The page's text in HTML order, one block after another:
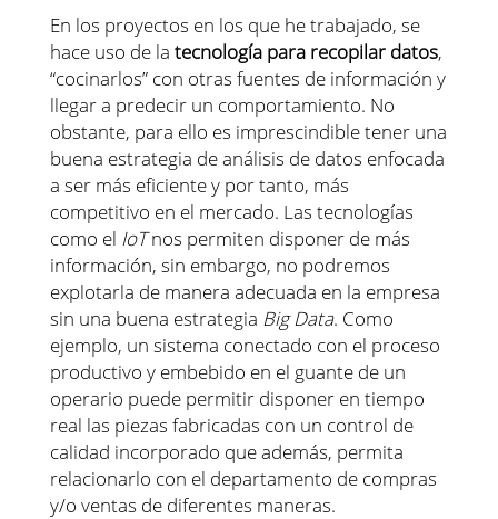
En los proyectos en los que he trabajado, se
hace uso de la tecnología para recopilar datos,
“cocinarlos” con otras fuentes de información y
llegar a predecir un comportamiento. No
obstante, para ello es imprescindible tener una
buena estrategia de análisis de datos enfocada
a ser más eficiente y por tanto, más
competitivo en el mercado. Las tecnologías
como el IoTnos permiten disponer de más
información, sin embargo, no podremos
explotarla de manera adecuada en la empresa
sin una buena estrategia Big Data. Como
ejemplo, un sistema conectado con el proceso
productivo y embebido en el guante de un
operario puede permitir disponer en tiempo
real las piezas fabricadas con un control de
calidad incorporado que además, permita
relacionarlo con el departamento de compras
y/o ventas de diferentes maneras.